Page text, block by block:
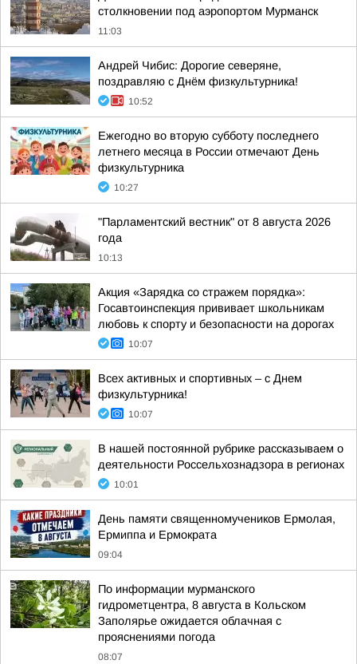
столкновении под аэропортом Мурманск
11:03
Андрей Чибис: Дорогие северяне,
поздравляю с Днём физкультурника!
10:52
Ежегодно во вторую субботу последнего
летнего месяца в России отмечают День
физкультурника
10:27
"Парламентский вестник" от 8 августа 2026
года
10:13
Акция «Зарядка со стражем порядка»:
Госавтоинспекция прививает школьникам
любовь к спорту и безопасности на дорогах
10:07
Всех активных и спортивных – с Днем
физкультурника!
10:07
В нашей постоянной рубрике рассказываем о
деятельности Россельхознадзора в регионах
10:01
День памяти священномучеников Ермолая,
Ермиппа и Ермократа
09:04
По информации мурманского
гидрометцентра, 8 августа в Кольском
Заполярье ожидается облачная с
прояснениями погода
08:07